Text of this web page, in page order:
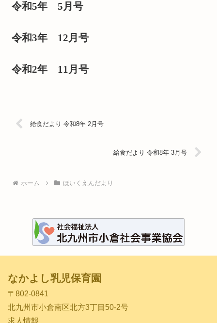
令和5年 5月号
令和3年 12月号
令和2年 11月号
給食だより 令和8年 2月号
給食だより 令和8年 3月号
ホーム ほいくえんだより
なかよし乳児保育園
〒802-0841
北九州市小倉南区北方3丁目50-2号
求人情報